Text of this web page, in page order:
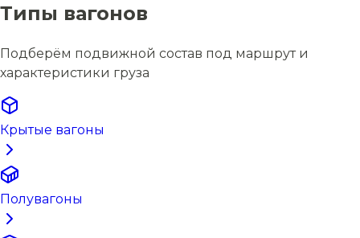
Типы вагонов
Подберём подвижной состав под маршрут и
характеристики груза
Крытые вагоны
Полувагоны